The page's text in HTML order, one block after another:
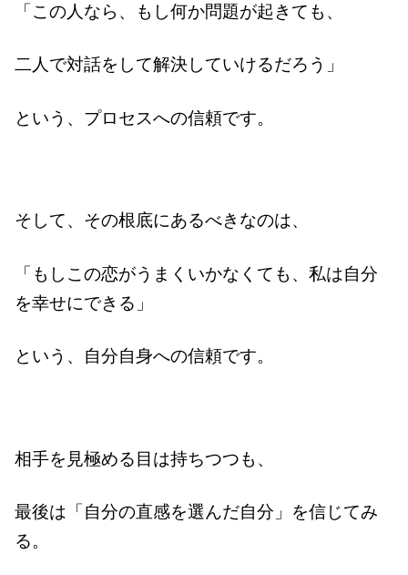
「この人なら、もし何か問題が起きても、
二人で対話をして解決していけるだろう」
という、プロセスへの信頼です。
そして、その根底にあるべきなのは、
「もしこの恋がうまくいかなくても、私は自分
を幸せにできる」
という、自分自身への信頼です。
相手を見極める目は持ちつつも、
最後は「自分の直感を選んだ自分」を信じてみ
る。